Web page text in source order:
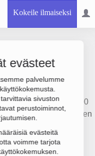
Kokeile ilmaiseksi
evästeet
palvelumme
sivuston
perustoiminnot,
evästeitä
voimme tarjota
Oy
653 000 €, tulos 60 000
on Rakennetekninen
Kokkola. Yrityksen